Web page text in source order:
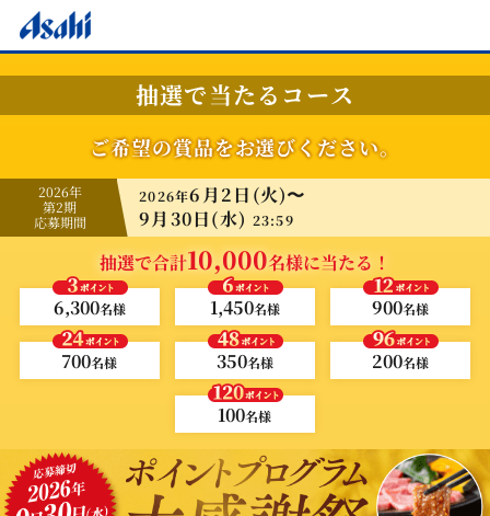
抽選で当たるコース
ご希望の賞品をお選びください。
2026年
第2期
応募期間
2026年6月2日(火)〜
9月30日(水) 23:59
抽選で合計10,000名様に当たる！
6,300名様 1,450名様 900名様
700名様 350名様 200名様
100名様